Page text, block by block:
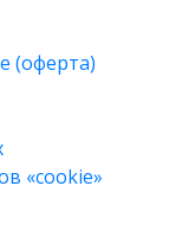
(оферта)
«cookie»